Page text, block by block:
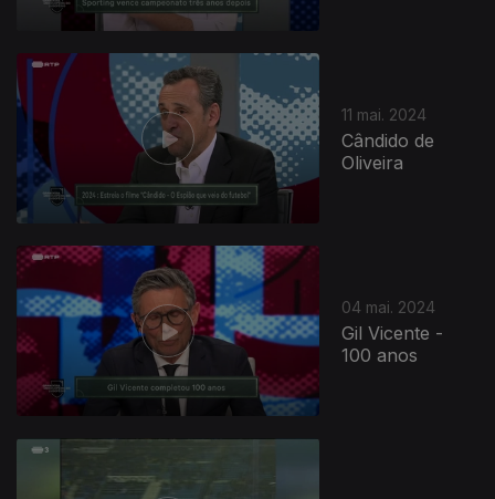
11 mai. 2024
Cândido de
Oliveira
04 mai. 2024
Gil Vicente -
100 anos